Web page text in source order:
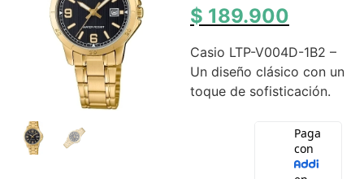
$ 189.900
Casio LTP-V004D-1B2 –
Un diseño clásico con un
toque de sofisticación.